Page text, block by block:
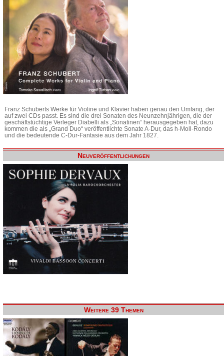
Franz Schuberts Werke für Violine und Klavier haben genau den Umfang, der
auf zwei CDs passt. Es sind die drei Sonaten des Neunzehnjährigen, die der
geschäftstüchtige Verleger Diabelli als „Sonatinen“ herausgegeben hat, dazu
kommen die als „Grand Duo“ veröffentlichte Sonate A-Dur, das h-Moll-Rondo
und die bedeutende C-Dur-Fantasie aus dem Jahr 1827.
Neuveröffentlichungen
Weitere 39 Themen